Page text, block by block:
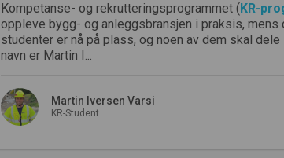
Kompetanse- og rekrutteringsprogrammet (KR-
oppleve bygg- og anleggsbransjen i praksis,
studenter er nå på plass, og noen av dem skal
navn er Martin I...
Martin Iversen Varsi
KR-Student